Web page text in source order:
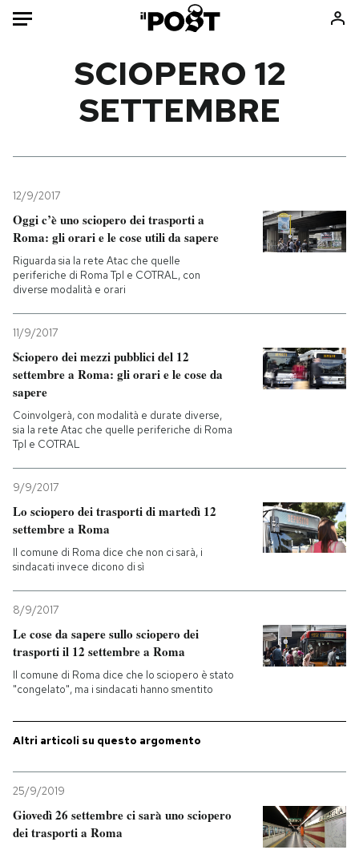
Mondo
Tecnologia
Internet
Cultura
Economia
Libri
Ok Boomer!
PODCAST
NEWSLETTER
SHOP
AREA PERSONALE
Entra
SCIOPERO 12
SETTEMBRE
12/9/2017
Oggi c’è uno sciopero dei trasporti a
Roma: gli orari e le cose utili da sapere
Riguarda sia la rete Atac che quelle
periferiche di Roma Tpl e COTRAL, con
diverse modalità e orari
11/9/2017
Sciopero dei mezzi pubblici del 12
settembre a Roma: gli orari e le cose da
sapere
Coinvolgerà, con modalità e durate diverse,
sia la rete Atac che quelle periferiche di Roma
Tpl e COTRAL
9/9/2017
Lo sciopero dei trasporti di martedì 12
settembre a Roma
Il comune di Roma dice che non ci sarà, i
sindacati invece dicono di sì
8/9/2017
Le cose da sapere sullo sciopero dei
trasporti il 12 settembre a Roma
Il comune di Roma dice che lo sciopero è stato
"congelato", ma i sindacati hanno smentito
Altri articoli su questo argomento
25/9/2019
Giovedì 26 settembre ci sarà uno sciopero
dei trasporti a Roma